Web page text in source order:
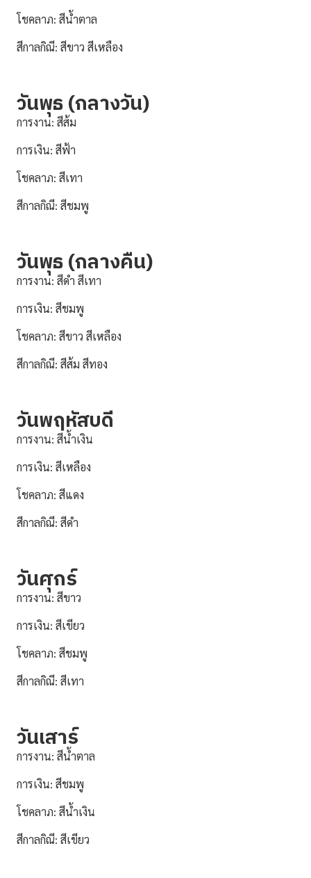
โชคลาภ: สีน้ำตาล
สีกาลกิณี: สีขาว สีเหลือง
วันพุธ (กลางวัน)
การงาน: สีส้ม
การเงิน: สีฟ้า
โชคลาภ: สีเทา
สีกาลกิณี: สีชมพู
วันพุธ (กลางคืน)
การงาน: สีดำ สีเทา
การเงิน: สีชมพู
โชคลาภ: สีขาว สีเหลือง
สีกาลกิณี: สีส้ม สีทอง
วันพฤหัสบดี
การงาน: สีน้ำเงิน
การเงิน: สีเหลือง
โชคลาภ: สีแดง
สีกาลกิณี: สีดำ
วันศุกร์
การงาน: สีขาว
การเงิน: สีเขียว
โชคลาภ: สีชมพู
สีกาลกิณี: สีเทา
วันเสาร์
การงาน: สีน้ำตาล
การเงิน: สีชมพู
โชคลาภ: สีน้ำเงิน
สีกาลกิณี: สีเขียว